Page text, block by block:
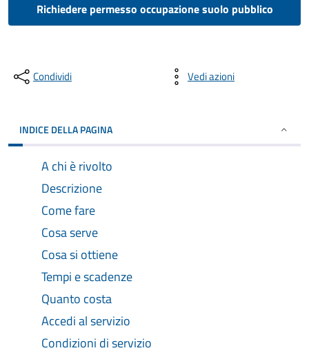
Richiedere permesso occupazione suolo pubblico
Condividi Vedi azioni
INDICE DELLA PAGINA
A chi è rivolto
Descrizione
Come fare
Cosa serve
Cosa si ottiene
Tempi e scadenze
Quanto costa
Accedi al servizio
Condizioni di servizio